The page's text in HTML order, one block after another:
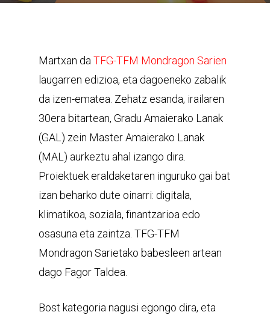
Martxan da TFG-TFM Mondragon Sarien
laugarren edizioa, eta dagoeneko zabalik
da izen-ematea. Zehatz esanda, irailaren
30era bitartean, Gradu Amaierako Lanak
(GAL) zein Master Amaierako Lanak
(MAL) aurkeztu ahal izango dira.
Proiektuek eraldaketaren inguruko gai bat
izan beharko dute oinarri: digitala,
klimatikoa, soziala, finantzarioa edo
osasuna eta zaintza. TFG-TFM
Mondragon Sarietako babesleen artean
dago Fagor Taldea.
Bost kategoria nagusi egongo dira, eta